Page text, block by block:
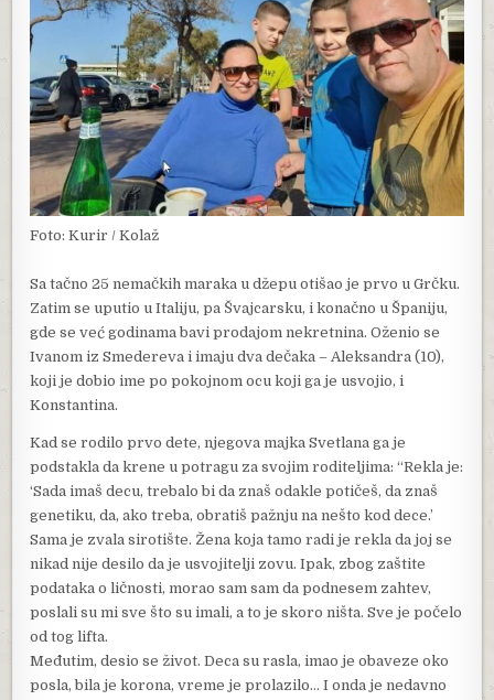
Foto: Kurir / Kolaž
Sa tačno 25 nemačkih maraka u džepu otišao je prvo u Grčku.
Zatim se uputio u Italiju, pa Švajcarsku, i konačno u Španiju,
gde se već godinama bavi prodajom nekretnina. Oženio se
Ivanom iz Smedereva i imaju dva dečaka – Aleksandra (10),
koji je dobio ime po pokojnom ocu koji ga je usvojio, i
Konstantina.
Kad se rodilo prvo dete, njegova majka Svetlana ga je
podstakla da krene u potragu za svojim roditeljima: “Rekla je:
‘Sada imaš decu, trebalo bi da znaš odakle potičeš, da znaš
genetiku, da, ako treba, obratiš pažnju na nešto kod dece.’
Sama je zvala sirotište. Žena koja tamo radi je rekla da joj se
nikad nije desilo da je usvojitelji zovu. Ipak, zbog zaštite
podataka o ličnosti, morao sam sam da podnesem zahtev,
poslali su mi sve što su imali, a to je skoro ništa. Sve je počelo
od tog lifta.
Međutim, desio se život. Deca su rasla, imao je obaveze oko
posla, bila je korona, vreme je prolazilo… I onda je nedavno